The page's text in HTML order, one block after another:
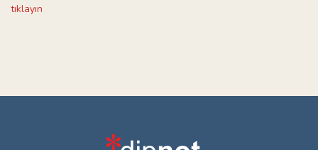
tıklayın